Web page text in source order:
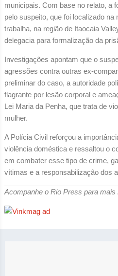
municipais. Com base no relato, a
pelo suspeito, que foi localizado
trabalha, na região de Itaocaia
delegacia para formalização da
Investigações apontam que o
agressões contra outras ex-
preliminar do caso, a autoridade
flagrante por lesão corporal e
Lei Maria da Penha, que trata de
mulher.
A Polícia Civil reforçou a
violência doméstica e ressaltou o
em combater esse tipo de crime,
vítimas e a responsabilização dos
Acompanhe o Rio Press para